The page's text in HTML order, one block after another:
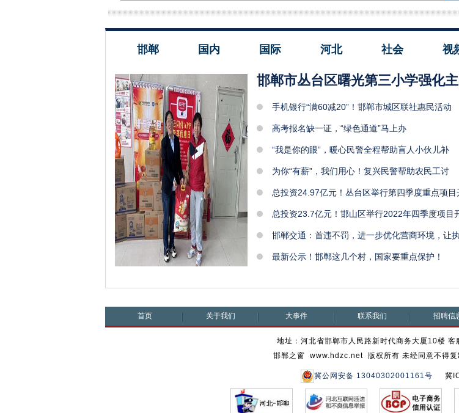
邯郸 国内 国际 河北 社会 视
邯郸市丛台区曙光第三小学强化
手机银行“满60减20”！邯郸市城区联社惠民活动
高考报名缺一证，“绿色通道”马上办
“我是你的眼”，暖心民警全程帮助盲人小伙儿补
为你“有薪”，我们用心！复兴民警帮助农民工讨
总投资24.97亿元！丛台区举行第四季度重点项目
总投资23.7亿元！邯山区举行2022年四季度项目
邯郸交通：首违不罚，进一步优化营商环境，让执
最新公示！邯郸这几个村，国家要重点保护！
首页 关于我们 大事件 联系我们 招聘信
地址：河北省邯郸市人民路新时代商务大厦10楼
邯郸之窗 www.hdzc.net 版权所有 未经同意不得复
冀公网安备 13040302001161号 冀